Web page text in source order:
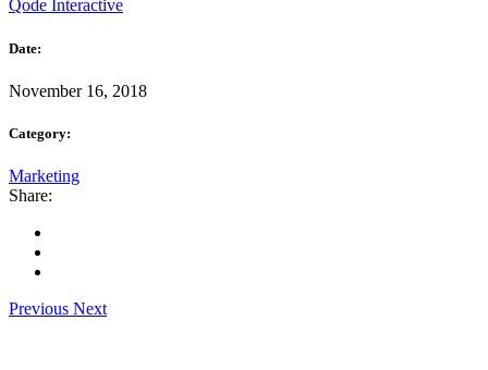
Qode Interactive
Date:
November 16, 2018
Category:
Marketing
Share:
Previous Next